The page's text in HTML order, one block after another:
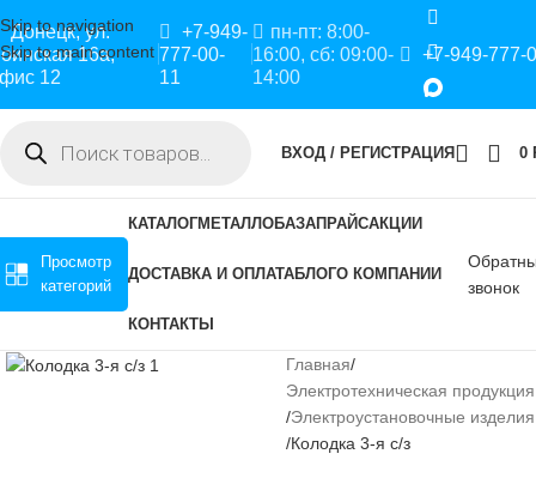
Skip to navigation
Skip to main content
Донецк, ул.
16а,
12
+7-949-
777-00-
11
пн-пт: 8:00-
16:00, сб: 09:00-
14:00
+7-949-777-
ВХОД / РЕГИСТРАЦИЯ 0
Просмотр
категорий
КАТАЛОГМЕТАЛЛОБАЗАПРАЙСАКЦИИ
ДОСТАВКА И ОПЛАТАБЛОГО КОМПАНИИ
КОНТАКТЫ
звонок
Главная
Электротехническая продукция
Электроустановочные изделия
Колодка 3-я с/з